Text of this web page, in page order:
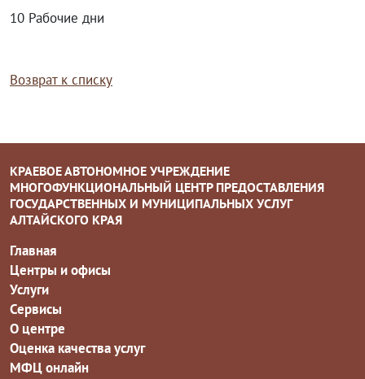
10 Рабочие дни
Возврат к списку
КРАЕВОЕ АВТОНОМНОЕ УЧРЕЖДЕНИЕ
МНОГОФУНКЦИОНАЛЬНЫЙ ЦЕНТР ПРЕДОСТАВЛЕНИЯ
ГОСУДАРСТВЕННЫХ И МУНИЦИПАЛЬНЫХ УСЛУГ
АЛТАЙСКОГО КРАЯ
Главная
Центры и офисы
Услуги
Сервисы
О центре
Оценка качества услуг
МФЦ онлайн